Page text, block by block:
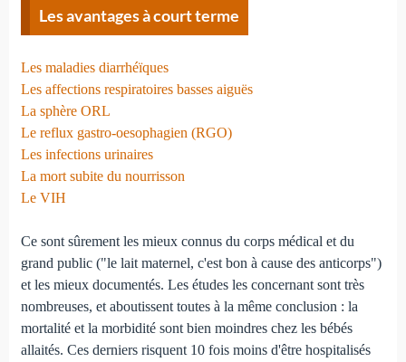
Les avantages à court terme
Les maladies diarrhéïques
Les affections respiratoires basses aiguës
La sphère ORL
Le reflux gastro-oesophagien (RGO)
Les infections urinaires
La mort subite du nourrisson
Le VIH
Ce sont sûrement les mieux connus du corps médical et du
grand public ("le lait maternel, c'est bon à cause des anticorps")
et les mieux documentés. Les études les concernant sont très
nombreuses, et aboutissent toutes à la même conclusion : la
mortalité et la morbidité sont bien moindres chez les bébés
allaités. Ces derniers risquent 10 fois moins d'être hospitalisés